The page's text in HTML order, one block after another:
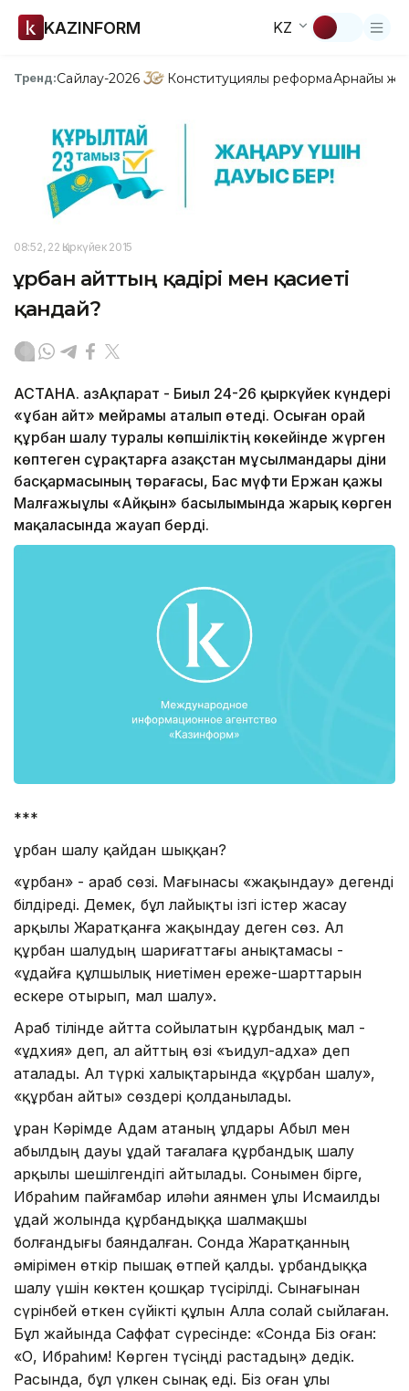
KAZINFORM KZ
Тренд:Сайлау-2026 Конституциялық реформаАрнайы
08:52, 22 Қыркүйек 2015
Құрбан айттың қадірі мен қасиеті
қандай?
АСТАНА. ҚазАқпарат - Биыл 24-26 қыркүйек күндері
«Құбан айт» мейрамы аталып өтеді. Осыған орай
құрбан шалу туралы көпшіліктің көкейінде жүрген
көптеген сұрақтарға Қазақстан мұсылмандары діни
басқармасының төрағасы, Бас мүфти Ержан қажы
Малғажыұлы «Айқын» басылымында жарық көрген
мақаласында жауап берді.
***
Құрбан шалу қайдан шыққан?
«Құрбан» - араб сөзі. Мағынасы «жақындау» дегенді
білдіреді. Демек, бұл лайықты ізгі істер жасау
арқылы Жаратқанға жақындау деген сөз. Ал
құрбан шалудың шариғаттағы анықтамасы -
«Құдайға құлшылық ниетімен ереже-шарттарын
ескере отырып, мал шалу».
Араб тілінде айтта сойылатын құрбандық мал -
«ұдхия» деп, ал айттың өзі «ъидул-адха» деп
аталады. Ал түркі халықтарында «құрбан шалу»,
«құрбан айты» сөздері қолданылады.
Құран Кәрімде Адам атаның ұлдары Абыл мен
Қабылдың дауы Құдай тағалаға құрбандық шалу
арқылы шешілгендігі айтылады. Сонымен бірге,
Ибраһим пайғамбар иләһи аянмен ұлы Исмаилды
Құдай жолында құрбандыққа шалмақшы
болғандығы баяндалған. Сонда Жаратқанның
әмірімен өткір пышақ өтпей қалды. Құрбандыққа
шалу үшін көктен қошқар түсірілді. Сынағынан
сүрінбей өткен сүйікті құлын Алла солай сыйлаған.
Бұл жайында Саффат сүресінде: «Сонда Біз оған:
«О, Ибраһим! Көрген түсіңді растадың» дедік.
Расында, бұл үлкен сынақ еді. Біз оған ұлы